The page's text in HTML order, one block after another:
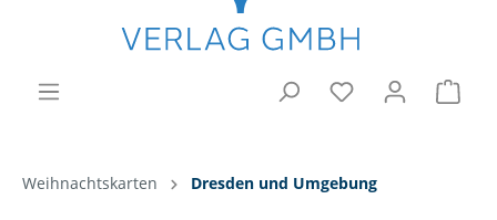
Weihnachtskarten Dresden und Umgebung